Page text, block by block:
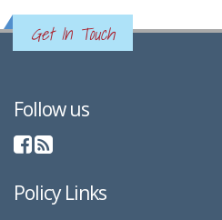
Get In Touch
Follow us
Policy Links